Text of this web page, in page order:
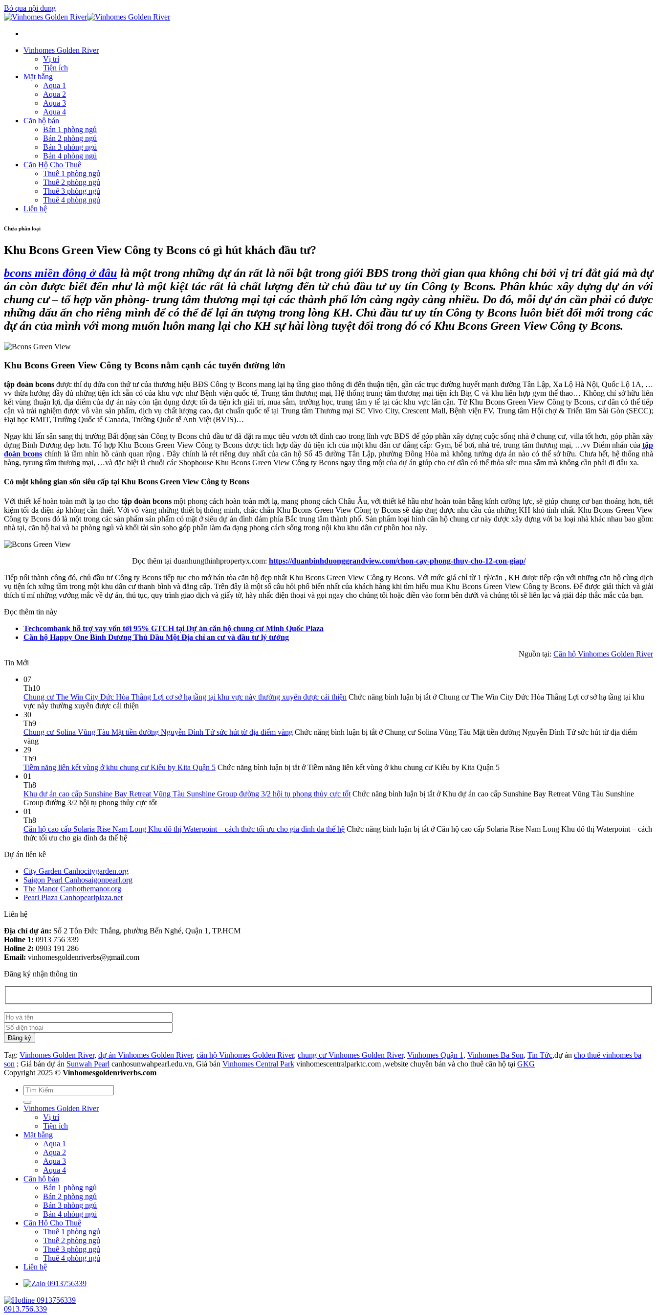
Bỏ qua nội dung
Vinhomes Golden River
Vị trí
Tiện ích
Mặt bằng
Aqua 1
Aqua 2
Aqua 3
Aqua 4
Căn hộ bán
Bán 1 phòng ngủ
Bán 2 phòng ngủ
Bán 3 phòng ngủ
Bán 4 phòng ngủ
Căn Hộ Cho Thuê
Thuê 1 phòng ngủ
Thuê 2 phòng ngủ
Thuê 3 phòng ngủ
Thuê 4 phòng ngủ
Liên hệ
Chưa phân loại
Khu Bcons Green View Công ty Bcons có gì hút khách đầu tư?
bcons miền đông ở đâu là một trong những dự án rất là nổi bật trong giới BĐS trong thời gian qua không chỉ bởi vị trí đắt giá mà dự
án còn được biết đến như là một kiệt tác rất là chất lượng đến từ chủ đầu tư uy tín Công ty Bcons. Phân khúc xây dựng dự án với
chung cư – tổ hợp văn phòng- trung tâm thương mại tại các thành phố lớn càng ngày càng nhiều. Do đó, mỗi dự án cần phải có được
những dấu ấn cho riêng mình để có thể để lại ấn tượng trong lòng KH. Chủ đầu tư uy tín Công ty Bcons luôn biết đổi mới trong các
dự án của mình với mong muốn luôn mang lại cho KH sự hài lòng tuyệt đối trong đó có Khu Bcons Green View Công ty Bcons.
Khu Bcons Green View Công ty Bcons nằm cạnh các tuyến đường lớn
tập đoàn bcons được thí dụ đứa con thứ tư của thương hiệu BĐS Công ty Bcons mang lại hạ tầng giao thông đi đến thuận tiện, gần các trục đường huyết mạnh đường Tân Lập, Xa Lộ Hà Nội, Quốc Lộ 1A, …
vv thừa hưởng đầy đủ những tiện ích sẵn có của khu vực như Bệnh viện quốc tế, Trung tâm thương mại, Hệ thống trung tâm thương mại tiện ích Big C và khu liên hợp gym thể thao… Không chỉ sở hữu liên
kết vùng thuận lợi, địa điểm của dự án này còn tận dụng được tối đa tiện ích giải trí, mua sắm, trường học, trung tâm y tế tại các khu vực lân cận. Từ Khu Bcons Green View Công ty Bcons, cư dân có thể tiếp
cận và trải nghiệm được vô vàn sản phẩm, dịch vụ chất lượng cao, đạt chuẩn quốc tế tại Trung tâm Thương mại SC Vivo City, Crescent Mall, Bệnh viện FV, Trung tâm Hội chợ & Triển lãm Sài Gòn (SECC);
Đại học RMIT, Trường Quốc tế Canada, Trường Quốc tế Anh Việt (BVIS)…
Ngay khi lấn sân sang thị trường Bất động sản Công ty Bcons chủ đầu tư đã đặt ra mục tiêu vươn tới đình cao trong lĩnh vực BĐS để góp phần xây dựng cuộc sống nhà ở chung cư, villa tốt hơn, góp phần xây
dựng Bình Dương đẹp hơn. Tổ hợp Khu Bcons Green View Công ty Bcons được tích hợp đầy đủ tiện ích của một khu dân cư đẳng cấp: Gym, bể bơi, nhà trẻ, trung tâm thương mại, …vv Điểm nhấn của tập
đoàn bconschính là tầm nhìn hồ cảnh quan rộng . Đây chính là rét riêng duy nhất của căn hộ Số 45 đường Tân Lập, phường Đông Hòa mà không tưởng dựa án nào có thể sở hữu. Chưa hết, hệ thống nhà
hàng, tyrung tâm thương mại, …và đặc biệt là chuỗi các Shophouse Khu Bcons Green View Công ty Bcons ngay tầng một của dự án giúp cho cư dân có thể thỏa sức mua sắm mà không cần phải đi đâu xa.
Có một không gian sốn siêu cấp tại Khu Bcons Green View Công ty Bcons
Với thiết kế hoàn toàn mới lạ tạo cho tập đoàn bcons một phong cách hoàn toàn mới lạ, mang phong cách Châu Âu, với thiết kế hầu như hoàn toàn bằng kính cường lực, sẽ giúp chung cư bạn thoáng hơn, tiết
kiệm tối đa điện áp không cần thiết. Với vô vàng những thiết bị thông minh, chắc chắn Khu Bcons Green View Công ty Bcons sẽ đáp ứng được nhu cầu của những KH khó tính nhất. Khu Bcons Green View
Công ty Bcons đó là một trong các sản phẩm sản phẩm có mặt ở siêu dự án đình đám phía Bắc trung tâm thành phố. Sản phẩm loại hình căn hộ chung cư này được xây dựng với ba loại nhà khác nhau bao gồm:
nhà tại, căn hộ hai và ba phòng ngủ và khối tài sản soho góp phần làm đa dạng phong cách sống trong nội khu khu dân cư phồn hoa này.
Đọc thêm tại duanhungthinhpropertyx.com: https://duanbinhduonggrandview.com/chon-cay-phong-thuy-cho-12-con-giap/
Tiếp nối thành công đó, chủ đầu tư Công ty Bcons tiếp tục cho mở bán tòa căn hộ đẹp nhất Khu Bcons Green View Công ty Bcons. Với mức giá chỉ từ 1 tỷ/căn , KH được tiếp cận với những căn hộ cùng dịch
vụ tiện ích xứng tầm trong một khu dân cư thanh bình và đẳng cấp. Trên đây là một số câu hỏi phổ biến nhất của khách hàng khi tìm hiểu mua Khu Bcons Green View Công ty Bcons. Để được giải thích và giải
thích tỉ mỉ những vướng mắc về dự án, thủ tục, quy trình giao dịch và giấy tờ, hãy nhấc điện thoại và gọi ngay cho chúng tôi hoặc điền vào form bên dưới và chúng tôi sẽ liên lạc và giải đáp thắc mắc của bạn.
Đọc thêm tin này
Techcombank hỗ trợ vay vốn tới 95% GTCH tại Dự án căn hộ chung cư Minh Quốc Plaza
Căn hộ Happy One Bình Dương Thủ Dầu Một Địa chỉ an cư và đầu tư lý tưởng
Nguồn tại: Căn hộ Vinhomes Golden River
Tin Mới
07
Th10
Chung cư The Win City Đức Hòa Thắng Lợi cơ sở hạ tầng tại khu vực này thường xuyên được cải thiện Chức năng bình luận bị tắt ở Chung cư The Win City Đức Hòa Thắng Lợi cơ sở hạ tầng tại khu
vực này thường xuyên được cải thiện
30
Th9
Chung cư Solina Vũng Tàu Mặt tiền đường Nguyễn Đình Tứ sức hút từ địa điểm vàng Chức năng bình luận bị tắt ở Chung cư Solina Vũng Tàu Mặt tiền đường Nguyễn Đình Tứ sức hút từ địa điểm
vàng
29
Th9
Tiềm năng liên kết vùng ở khu chung cư Kiều by Kita Quận 5 Chức năng bình luận bị tắt ở Tiềm năng liên kết vùng ở khu chung cư Kiều by Kita Quận 5
01
Th8
Khu dự án cao cấp Sunshine Bay Retreat Vũng Tàu Sunshine Group đường 3/2 hội tụ phong thủy cực tốt Chức năng bình luận bị tắt ở Khu dự án cao cấp Sunshine Bay Retreat Vũng Tàu Sunshine
Group đường 3/2 hội tụ phong thủy cực tốt
01
Th8
Căn hộ cao cấp Solaria Rise Nam Long Khu đô thị Waterpoint – cách thức tối ưu cho gia đình đa thế hệ Chức năng bình luận bị tắt ở Căn hộ cao cấp Solaria Rise Nam Long Khu đô thị Waterpoint – cách
thức tối ưu cho gia đình đa thế hệ
Dự án liền kề
City Garden Canhocitygarden.org
Saigon Pearl Canhosaigonpearl.org
The Manor Canhothemanor.org
Pearl Plaza Canhopearlplaza.net
Liên hệ
Địa chỉ dự án: Số 2 Tôn Đức Thắng, phường Bến Nghé, Quận 1, TP.HCM
Holine 1: 0913 756 339
Holine 2: 0903 191 286
Email: vinhomesgoldenriverbs@gmail.com
Đăng ký nhận thông tin
Tag: Vinhomes Golden River, dự án Vinhomes Golden River, căn hộ Vinhomes Golden River, chung cư Vinhomes Golden River, Vinhomes Quận 1 , Vinhomes Ba Son, Tin Tức,dự án cho thuê vinhomes ba
son ; Giá bán dự án Sunwah Pearl canhosunwahpearl.edu.vn, Giá bán Vinhomes Central Park vinhomescentralparktc.com ,website chuyên bán và cho thuê căn hộ tại GKG
Copyright 2025 © Vinhomesgoldenriverbs.com
Vinhomes Golden River
Vị trí
Tiện ích
Mặt bằng
Aqua 1
Aqua 2
Aqua 3
Aqua 4
Căn hộ bán
Bán 1 phòng ngủ
Bán 2 phòng ngủ
Bán 3 phòng ngủ
Bán 4 phòng ngủ
Căn Hộ Cho Thuê
Thuê 1 phòng ngủ
Thuê 2 phòng ngủ
Thuê 3 phòng ngủ
Thuê 4 phòng ngủ
Liên hệ
0913.756.339